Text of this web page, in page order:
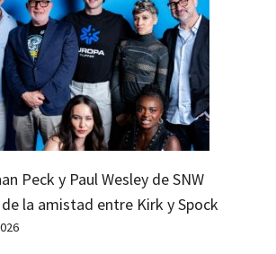
Peck y Paul Wesley de SNW
la amistad entre Kirk y Spock